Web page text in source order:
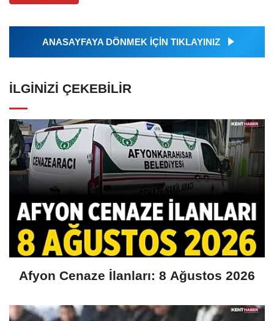
ANASAYFAYA DÖNMEK İÇİN TIKLAYINIZ
İLGINIZI ÇEKEBILIR
Afyon Cenaze İlanları: 8 Ağustos 2026